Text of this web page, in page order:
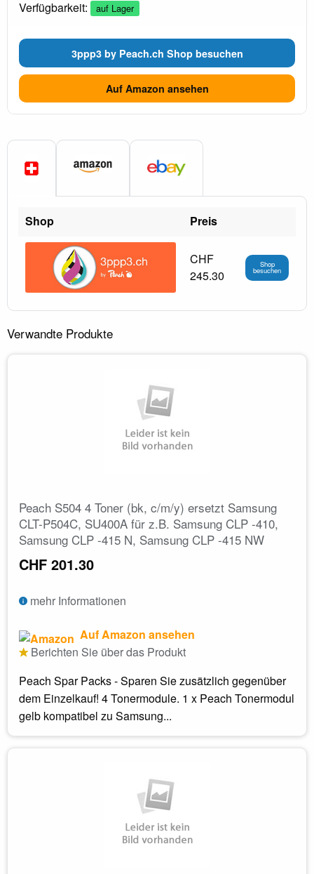
Verfügbarkeit: auf Lager
3ppp3 by Peach.ch Shop besuchen
Auf Amazon ansehen
Shop Preis
CHF
245.30
Shop
besuchen
Verwandte Produkte
Peach S504 4 Toner (bk, c/m/y) ersetzt Samsung
CLT-P504C, SU400A für z.B. Samsung CLP -410,
Samsung CLP -415 N, Samsung CLP -415 NW
CHF 201.30
mehr Informationen
Auf Amazon ansehen
Berichten Sie über das Produkt
Peach Spar Packs - Sparen Sie zusätzlich gegenüber
dem Einzelkauf! 4 Tonermodule. 1 x Peach Tonermodul
gelb kompatibel zu Samsung...